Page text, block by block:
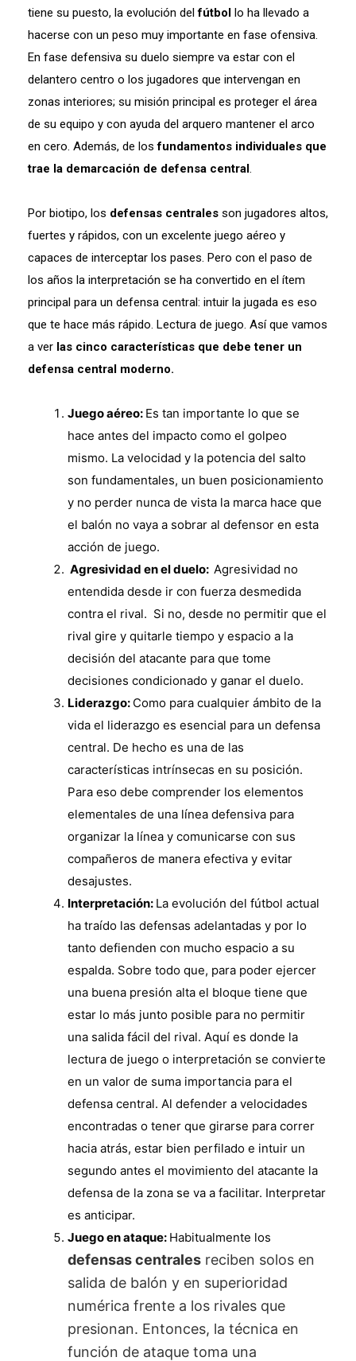
tiene su puesto, la evolución delfútbol lo ha llevado a
hacerse con un peso muy importante en fase ofensiva.
En fase defensiva su duelo siempre va estar con el
delantero centro o los jugadores que intervengan en
zonas interiores; su misión principal es proteger el área
de su equipo y con ayuda del arquero mantener el arco
en cero. Además, de losfundamentos individuales que
trae la demarcación de defensa central.
Por biotipo, los defensas centrales son jugadores altos,
fuertes y rápidos, con un excelente juego aéreo y
capaces de interceptar los pases. Pero con el paso de
los años la interpretación se ha convertido en el ítem
principal para un defensa central: intuir la jugada es eso
que te hace más rápido. Lectura de juego. Así que vamos
a ver las cinco características que debe tener un
defensa central moderno.
Juego aéreo: Es tan importante lo que se
hace antes del impacto como el golpeo
mismo. La velocidad y la potencia del salto
son fundamentales, un buen posicionamiento
y no perder nunca de vista la marca hace que
el balón no vaya a sobrar al defensor en esta
acción de juego.
Agresividad en el duelo: Agresividad no
entendida desde ir con fuerza desmedida
contra el rival. Si no, desde no permitir que el
rival gire y quitarle tiempo y espacio a la
decisión del atacante para que tome
decisiones condicionado y ganar el duelo.
Liderazgo: Como para cualquier ámbito de la
vida el liderazgo es esencial para un defensa
central. De hecho es una de las
características intrínsecas en su posición.
Para eso debe comprender los elementos
elementales de una línea defensiva para
organizar la línea y comunicarse con sus
compañeros de manera efectiva y evitar
desajustes.
Interpretación: La evolución del fútbol actual
ha traído las defensas adelantadas y por lo
tanto defienden con mucho espacio a su
espalda. Sobre todo que, para poder ejercer
una buena presión alta el bloque tiene que
estar lo más junto posible para no permitir
una salida fácil del rival. Aquí es donde la
lectura de juego o interpretación se convierte
en un valor de suma importancia para el
defensa central. Al defender a velocidades
encontradas o tener que girarse para correr
hacia atrás, estar bien perfilado e intuir un
segundo antes el movimiento del atacante la
defensa de la zona se va a facilitar. Interpretar
es anticipar.
Juego en ataque: Habitualmente los
defensas centrales reciben solos en
salida de balón y en superioridad
numérica frente a los rivales que
presionan. Entonces, la técnica en
función de ataque toma una